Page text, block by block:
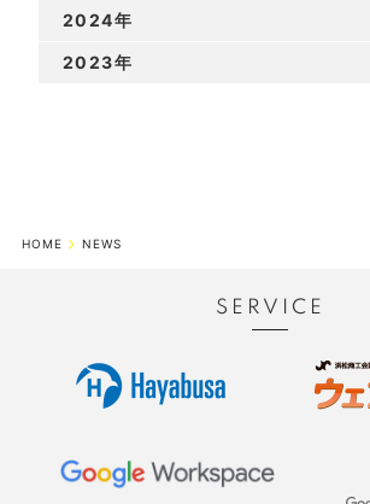
2024年
2023年
HOME NEWS
SERVICE